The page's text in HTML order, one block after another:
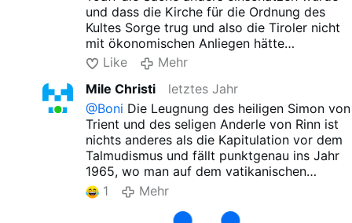
Kartoffel.
Die neue Theologie war ja "historisch-kritisch", also
ein Garten Eden für Hermeneutiker. Aber sicherlich
ist Ihnen das alles "rechtes" Geschwätz.
@Oenipontanus
und dass die Kirche für die Ordnung des
Kultes Sorge trug und also die Tiroler nicht
mit ökonomischen Anliegen hätte
durchkommen lassen. Ohne
Gebetserhörungen hätte der Kult nicht
etabliert werden können.
Und behaupten Sie doch nicht, es hätte die
Aufhebung des Kultes nichts mit der
geänderten geschichtlichen und
geschichtspolitischen Situationen nach dem
Zweiten Weltkrieg zu tun.
Like
Mehr
Mile Christi
letztes Jahr
@Boni Die Leugnung des heiligen Simon von
Trient und des seligen Anderle von Rinn ist
nichts anderes als die Kapitulation vor dem
Talmudismus und fällt punktgenau ins Jahr
1965, wo man auf dem vatikanischen
Räuberkonzil die Erklärung "Nostra aetate"
abgegeben hat. Mit dem Widerruf der
Kanonisation bzw. der beatificatio
1 Mehr